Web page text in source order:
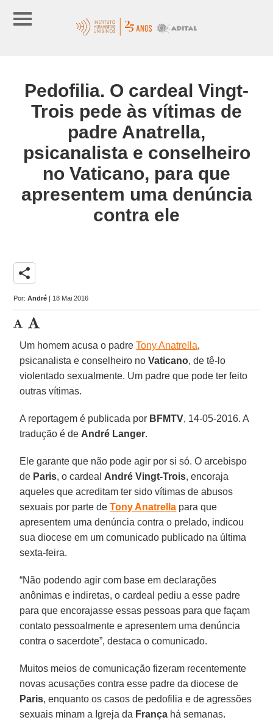
Pedofilia. O cardeal Vingt-
Trois pede às vítimas de
padre Anatrella,
psicanalista e conselheiro
no Vaticano, para que
apresentem uma denúncia
contra ele
share
Por:André | 18 Mai 2016
Um homem acusa o padreTony Anatrella,
psicanalista e conselheiro noVaticano, de tê-lo
violentado sexualmente. Um padre que pode ter feito
outras vítimas.
A reportagem é publicada por BFMTV, 14-05-2016. A
tradução é de André Langer.
Ele garante que não pode agir por si só. O arcebispo
de Paris, o cardeal André Vingt-Trois, encoraja
aqueles que acreditam ter sido vítimas de abusos
sexuais por parte deTony Anatrella para que
apresentem uma denúncia contra o prelado, indicou
sua diocese em um comunicado publicado na última
sexta-feira.
“Não podendo agir com base em declarações
anônimas e indiretas, o cardeal pediu a esse padre
para que encorajasse essas pessoas para que façam
contato pessoalmente e apresentem uma denúncia
contra o sacerdote”, destaca o comunicado.
Muitos meios de comunicação fizeram recentemente
novas acusações contra esse padre da diocese de
Paris, enquanto os casos de pedofilia e de agressões
sexuais minam a Igreja da França há semanas.